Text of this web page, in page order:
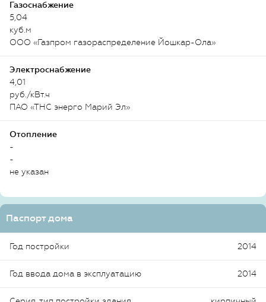
Газоснабжение
5,04
куб.м
ООО «Газпром газораспределение Йошкар-Ола»
Электроснабжение
4,01
руб./кВт.ч
ПАО «ТНС энерго Марий Эл»
Отопление
-
-
не указан
Паспорт дома
Год постройки 2014
Год ввода дома в эксплуатацию 2014